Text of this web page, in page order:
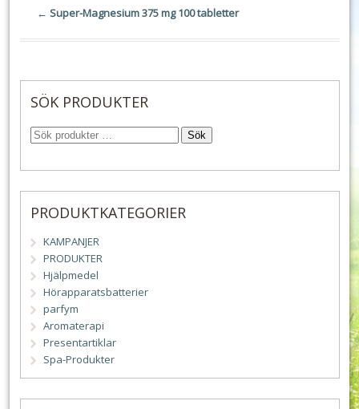
← Super-Magnesium 375 mg 100 tabletter
SÖK PRODUKTER
Sök
PRODUKTKATEGORIER
KAMPANJER
PRODUKTER
Hjälpmedel
Hörapparatsbatterier
parfym
Aromaterapi
Presentartiklar
Spa-Produkter